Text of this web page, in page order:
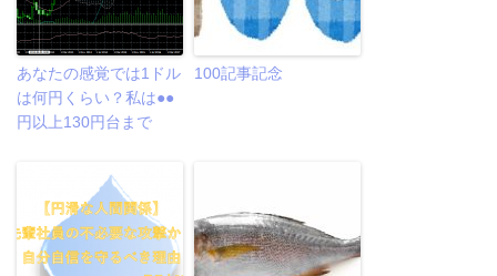
あなたの感覚では1ドル
は何円くらい？私は●●
円以上130円台まで
100記事記念